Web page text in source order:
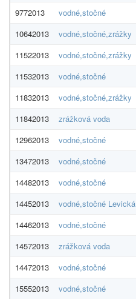
9772013
vodné,stočné
10642013
vodné,stočné,zrážky
11522013
vodné,stočné,zrážky
11532013
vodné,stočné
11832013
vodné,stočné,zrážky
11842013
zrážková voda
12962013
vodné,stočné
13472013
vodné,stočné
14482013
vodné,stočné
14452013
vodné,stočné Levická
14462013
vodné,stočné
14572013
zrážková voda
14472013
vodné,stočné
15552013
vodné,stočné